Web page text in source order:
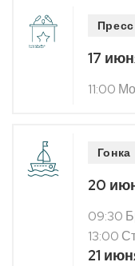
17
11:00
Гонка
20
09:30
13:00
21